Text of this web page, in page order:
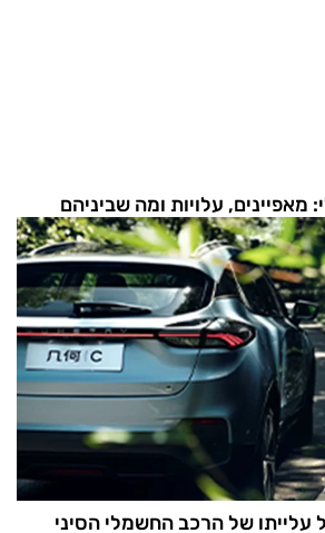
עלויות ומה שביניהם